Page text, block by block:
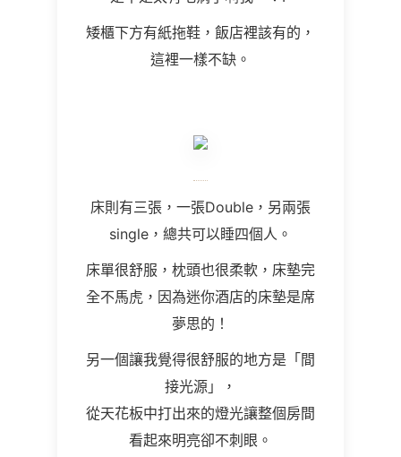
矮櫃下方有紙拖鞋，飯店裡該有的，
這裡一樣不缺。
床則有三張，一張Double，另兩張
single，總共可以睡四個人。
床單很舒服，枕頭也很柔軟，床墊完
全不馬虎，因為迷你酒店的床墊是席
夢思的！
另一個讓我覺得很舒服的地方是「間
接光源」，
從天花板中打出來的燈光讓整個房間
看起來明亮卻不刺眼。